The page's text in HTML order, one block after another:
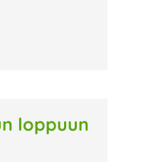
loppuun